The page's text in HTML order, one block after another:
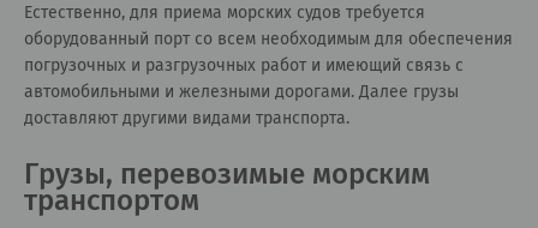
Естественно, для приема морских судов требуется
оборудованный порт со всем необходимым для обеспечения
погрузочных и разгрузочных работ и имеющий связь с
автомобильными и железными дорогами. Далее грузы
доставляют другими видами транспорта.
Грузы, перевозимые морским
транспортом